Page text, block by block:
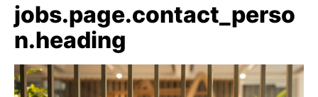
jobs.page.contact_perso
n.heading